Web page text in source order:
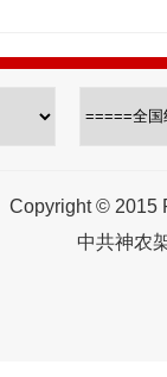
Copyright © 2015
中共神农